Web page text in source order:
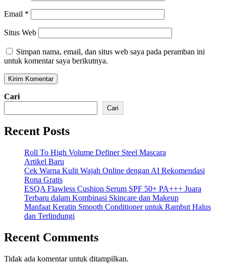
Email *
Situs Web
Simpan nama, email, dan situs web saya pada peramban ini
untuk komentar saya berikutnya.
Cari
Cari
Recent Posts
Roll To High Volume Definer Steel Mascara
Artikel Baru
Cek Warna Kulit Wajah Online dengan AI Rekomendasi
Rona Gratis
ESQA Flawless Cushion Serum SPF 50+ PA+++ Juara
Terbaru dalam Kombinasi Skincare dan Makeup
Manfaat Keratin Smooth Conditioner untuk Rambut Halus
dan Terlindungi
Recent Comments
Tidak ada komentar untuk ditampilkan.